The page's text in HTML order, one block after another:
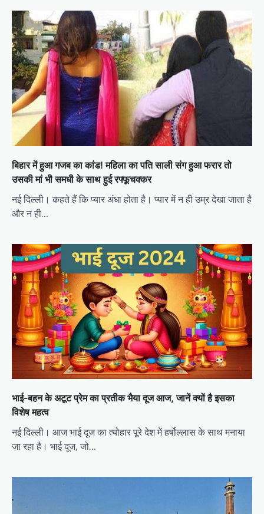
बिहार में हुआ गजब का कांड! महिला का पति साली संग हुआ फरार तो
उसकी मां भी समधी के साथ हुई रफ्फूचक्कर
नई दिल्ली। कहते हैं कि प्यार अंधा होता है। प्यार में न ही उम्र देखा जाता है
और न ही…
भाई-बहन के अटूट प्रेम का प्रतीक भैया दूज आज, जानें क्यों है इसका
विशेष महत्व
नई दिल्ली। आज भाई दूज का त्योहार पूरे देश में हर्षोल्लास के साथ मनाया
जा रहा है। भाई दूज, जो…